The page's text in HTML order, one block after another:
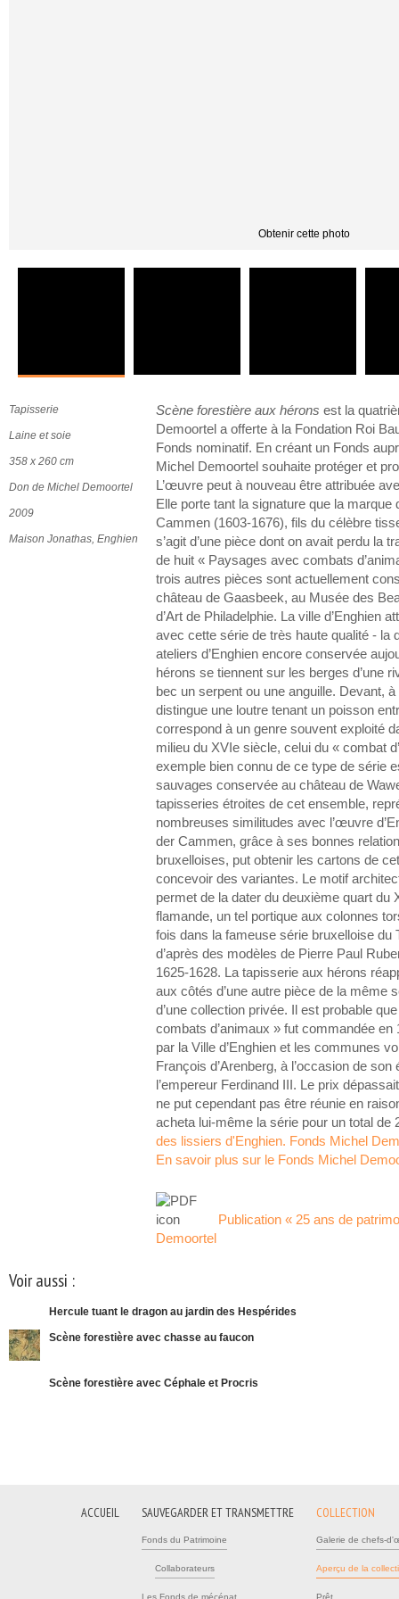
Obtenir cette photo
Scène forestière aux hérons est la
Demoortel a offerte à la Fondation Roi
Fonds nominatif. En créant un Fonds
Michel Demoortel souhaite protéger et
L’œuvre peut à nouveau être attribuée
Elle porte tant la signature que la marque
Cammen (1603-1676), fils du célèbre
s’agit d’une pièce dont on avait perdu la
de huit « Paysages avec combats
trois autres pièces sont actuellement
château de Gaasbeek, au Musée des
d’Art de Philadelphie. La ville d’Enghien
avec cette série de très haute qualité - la
ateliers d’Enghien encore conservée
hérons se tiennent sur les berges d’une
bec un serpent ou une anguille. Devant,
distingue une loutre tenant un poisson
correspond à un genre souvent exploité
milieu du XVIe siècle, celui du « combat
exemple bien connu de ce type de série
sauvages conservée au château de
tapisseries étroites de cet ensemble,
nombreuses similitudes avec l’œuvre
der Cammen, grâce à ses bonnes
bruxelloises, put obtenir les cartons de
concevoir des variantes. Le motif
permet de la dater du deuxième quart du
flamande, un tel portique aux colonnes
fois dans la fameuse série bruxelloise du
d’après des modèles de Pierre Paul
1625-1628. La tapisserie aux hérons
aux côtés d’une autre pièce de la même
d’une collection privée. Il est probable
combats d’animaux » fut commandée en
par la Ville d’Enghien et les communes
François d’Arenberg, à l’occasion de
l’empereur Ferdinand III. Le prix
ne put cependant pas être réunie en
acheta lui-même la série pour un total de
des lissiers d'Enghien. Fonds Michel
En savoir plus sur le Fonds Michel
Publication « 25 ans de
Demoortel
Tapisserie
Laine et soie
358 x 260 cm
Don de Michel Demoortel
2009
Maison Jonathas, Enghien
Voir aussi :
Hercule tuant le dragon au jardin des Hespérides
Scène forestière avec chasse au faucon
Scène forestière avec Céphale et Procris
ACCUEIL SAUVEGARDER ET TRANSMETTRE
Fonds du Patrimoine
Collaborateurs
Les Fonds de mécénat
COLLECTION
Galerie de chefs-
Aperçu de la
Prêt